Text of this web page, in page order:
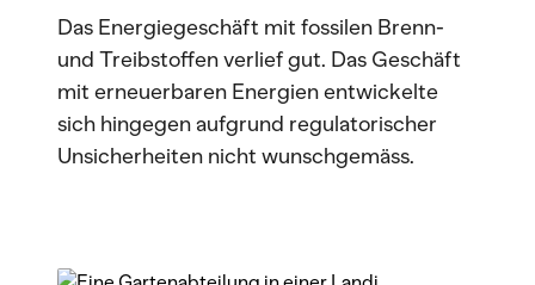
Das Energiegeschäft mit fossilen Brenn-
und Treibstoffen verlief gut. Das Geschäft
mit erneuerbaren Energien entwickelte
sich hingegen aufgrund regulatorischer
Unsicherheiten nicht wunschgemäss.